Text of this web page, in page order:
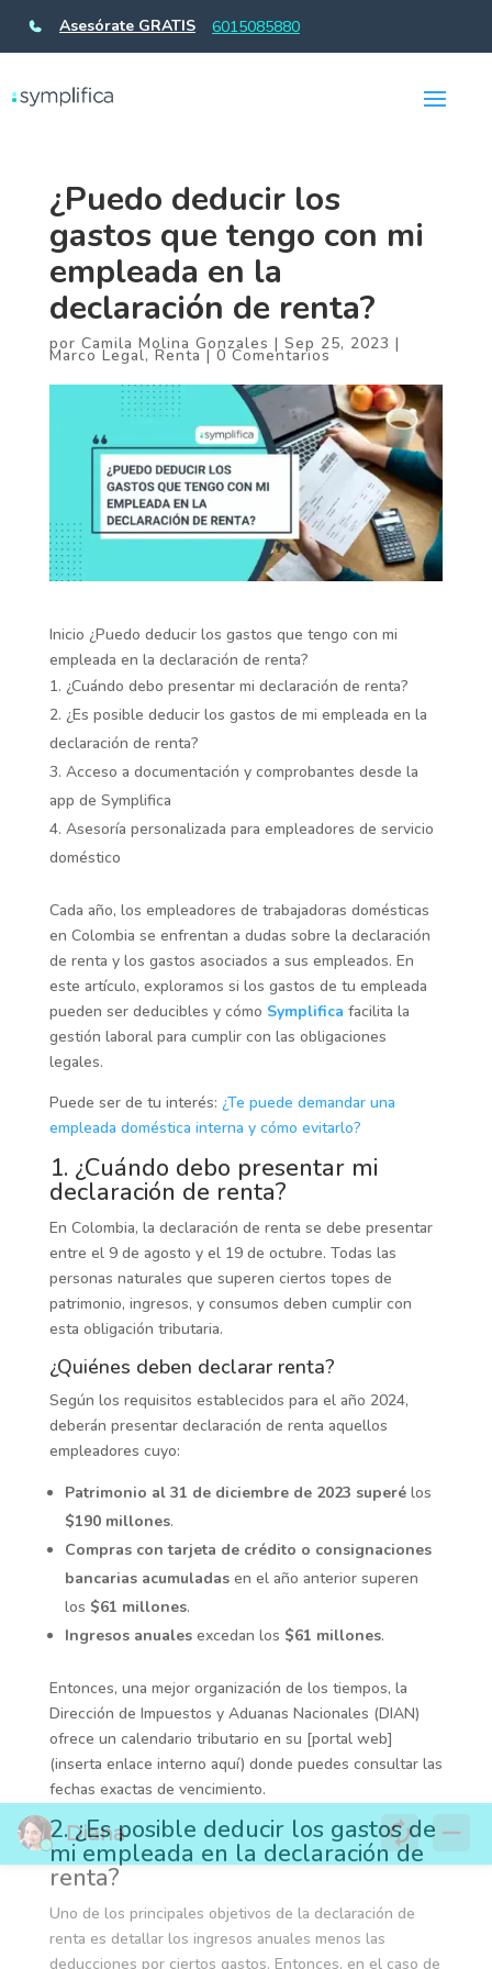
¿Puedo deducir los
gastos que tengo con mi
empleada en la
declaración de renta?
por Camila Molina Gonzales | Sep 25, 2023 |
Marco Legal,Renta|0 Comentarios
Inicio ¿Puedo deducir los gastos que tengo con mi
empleada en la declaración de renta?
¿Cuándo debo presentar mi declaración de renta?
¿Es posible deducir los gastos de mi empleada en la
declaración de renta?
Acceso a documentación y comprobantes desde la
app de Symplifica
Asesoría personalizada para empleadores de servicio
doméstico
Cada año, los empleadores de trabajadoras domésticas
en Colombia se enfrentan a dudas sobre la declaración
de renta y los gastos asociados a sus empleados. En
este artículo, exploramos si los gastos de tu empleada
pueden ser deducibles y cómo Symplifica facilita la
gestión laboral para cumplir con las obligaciones
legales.
Puede ser de tu interés: ¿Te puede demandar una
empleada doméstica interna y cómo evitarlo?
1. ¿Cuándo debo presentar mi
declaración de renta?
En Colombia, la declaración de renta se debe presentar
entre el 9 de agosto y el 19 de octubre. Todas las
personas naturales que superen ciertos topes de
patrimonio, ingresos, y consumos deben cumplir con
esta obligación tributaria.
¿Quiénes deben declarar renta?
Según los requisitos establecidos para el año 2024,
deberán presentar declaración de renta aquellos
empleadores cuyo:
Patrimonio al 31 de diciembre de 2023 superélos
$190 millones.
Compras con tarjeta de crédito o consignaciones
bancarias acumuladasen el año anterior superen
los $61 millones.
Ingresos anualesexcedan los $61 millones.
Entonces, una mejor organización de los tiempos, la
Dirección de Impuestos y Aduanas Nacionales (DIAN)
ofrece un calendario tributario en su [portal web]
(inserta enlace interno aquí) donde puedes consultar las
fechas exactas de vencimiento.
2. ¿Es posible deducir los gastos de
mi empleada en la declaración de
renta?
Uno de los principales objetivos de la declaración de
renta es detallar los ingresos anuales menos las
deducciones por ciertos gastos. Entonces, en el caso de
Asesórate GRATIS 6015085880